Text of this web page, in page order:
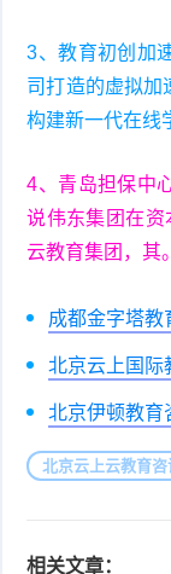
3、教育初创加
司打造的虚拟加
构建新一代在线
4、青岛担保中
说伟东集团在资
云教育集团，其。
成都金字塔教
北京云上国际
北京伊顿教育
北京云上云教育咨
相关文章：